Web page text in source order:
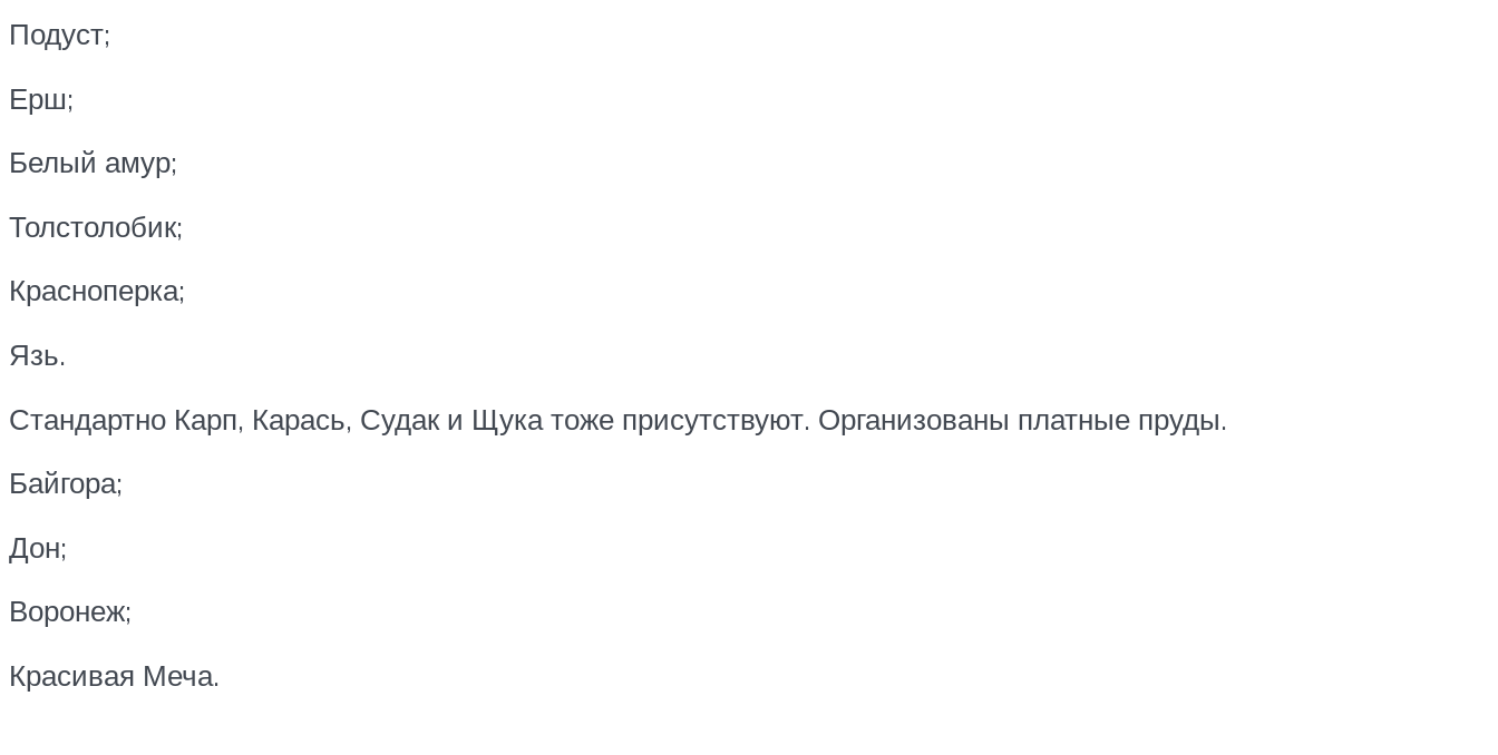
Подуст;
Ерш;
Белый амур;
Толстолобик;
Красноперка;
Язь.
Стандартно Карп, Карась, Судак и Щука тоже присутствуют. Организованы платные пруды.
Байгора;
Дон;
Воронеж;
Красивая Меча.